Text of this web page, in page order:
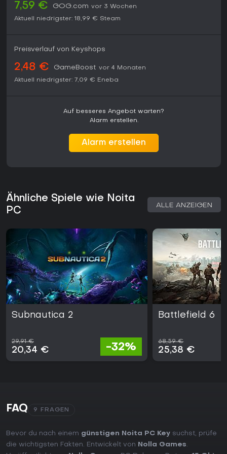
7,59 € GOG.com vor 3 Wochen
Aktuell niedrigster: 18,99 € Steam
Preisverlauf von Keyshops
2,48 € GameBoost vor 4 Monaten
Aktuell niedrigster: 7,09 € Eneba
Auf besseres Angebot warten?
Alarm erstellen.
Alarm erstellen
Ähnliche Spiele wie Noita
PC
ALLE ANZEIGEN
Subnautica 2
29,91 €
20,34 € -32%
Battlefield 6
68,59 €
25,38 €
FAQ 9 FRAGEN
Bevor du nach einem günstigen Noita PC Key suchst, prüfe
die wichtigsten Fakten. Entwickelt von
Nolla Games.